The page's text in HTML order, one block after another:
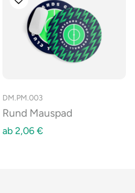
DM.PM.003
Rund Mauspad
ab 2,06 €